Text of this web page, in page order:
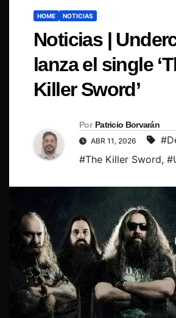
HOME NOTICIAS
Noticias |
lanza el single
Killer Sword’
Por Patricio Borvarán
ABR 11, 2026
#The Killer Sword,